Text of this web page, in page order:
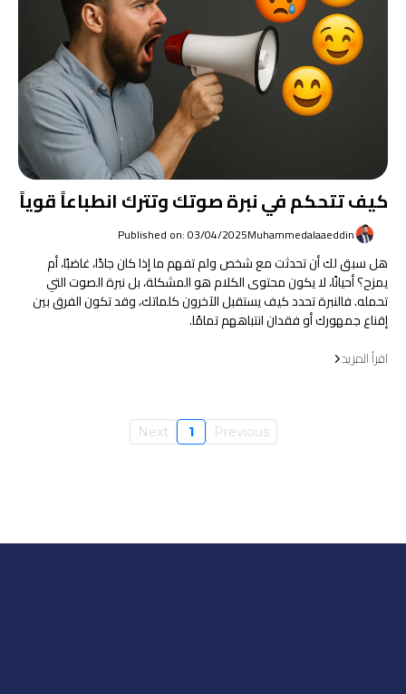
كيف تتحكم في نبرة صوتك وتترك انطباعاً قوياً
Muhammedalaaeddin
Published on: 03/04/2025
هل سبق لك أن تحدثت مع شخص ولم تفهم ما إذا كان جادًا، غاضبًا، أم
يمزح؟ أحيانًا، لا يكون محتوى الكلام هو المشكلة، بل نبرة الصوت التي
تحمله. فالنبرة تحدد كيف يستقبل الآخرون كلماتك، وقد تكون الفرق بين
إقناع جمهورك أو فقدان انتباههم تمامًا.
اقرأ المزيد
Previous
1
Next